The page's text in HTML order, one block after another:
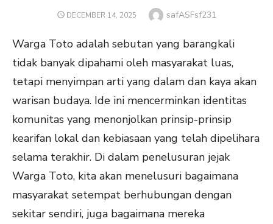
POSTED
DECEMBER 14, 2025 Author
safASFsf231
Warga Toto adalah sebutan yang barangkali
tidak banyak dipahami oleh masyarakat luas,
tetapi menyimpan arti yang dalam dan kaya akan
warisan budaya. Ide ini mencerminkan identitas
komunitas yang menonjolkan prinsip-prinsip
kearifan lokal dan kebiasaan yang telah dipelihara
selama terakhir. Di dalam penelusuran jejak
Warga Toto, kita akan menelusuri bagaimana
masyarakat setempat berhubungan dengan
sekitar sendiri, juga bagaimana mereka